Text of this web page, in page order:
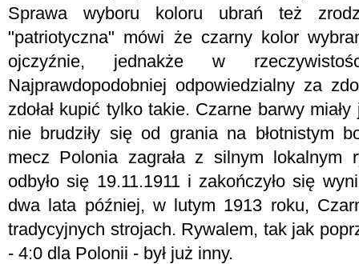
Sprawa wyboru koloru ubrań też
"patriotyczna" mówi że czarny kolor
ojczyźnie, jednakże w
Najprawdopodobniej odpowiedzialny za
zdołał kupić tylko takie. Czarne barwy
nie brudziły się od grania na błotnistym
mecz Polonia zagrała z silnym lokalnym
odbyło się 19.11.1911 i zakończyło się
dwa lata później, w lutym 1913 roku,
tradycyjnych strojach. Rywalem, tak jak
- 4:0 dla Polonii - był już inny.